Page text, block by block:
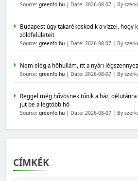
Source: greenfo.hu Date: 2026-08-07 By
Budapest úgy takarékoskodik a vízzel, hogy
zöldfelületeit
Source: greenfo.hu Date: 2026-08-07 By
Nem elég a hőhullám, itt a nyári
Source: greenfo.hu Date: 2026-08-07 By
Reggel még hűvösnek tűnik a ház,
jut be a legtöbb hő
Source: greenfo.hu Date: 2026-08-07 By
CÍMKÉK